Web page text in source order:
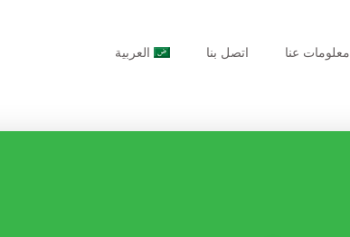
معلومات عنا اتصل بنا العربية